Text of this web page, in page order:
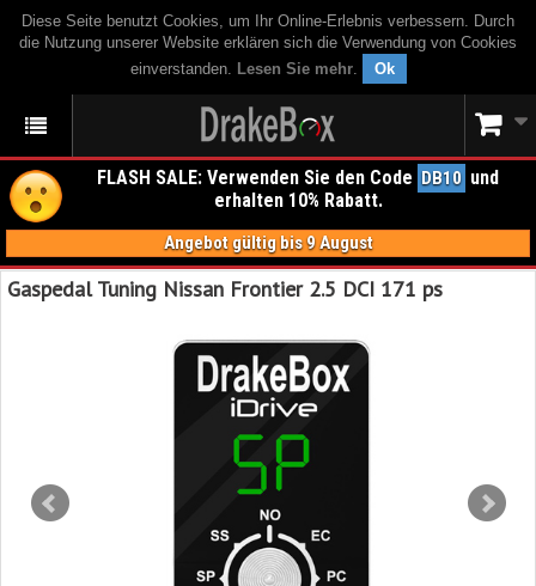
Diese Seite benutzt Cookies, um Ihr Online-Erlebnis verbessern. Durch
die Nutzung unserer Website erklären sich die Verwendung von Cookies
einverstanden. Lesen Sie mehr. Ok
FLASH SALE: Verwenden Sie den Code DB10 und
erhalten 10% Rabatt.
Angebot gültig bis 9 August
Gaspedal Tuning Nissan Frontier 2.5 DCI 171 ps